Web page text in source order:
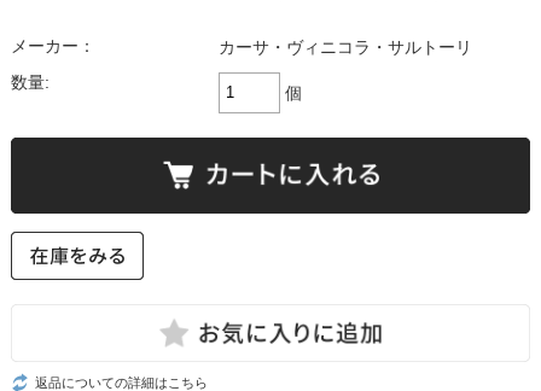
メーカー：
カーサ・ヴィニコラ・サルトーリ
数量:
個
返品についての詳細はこちら